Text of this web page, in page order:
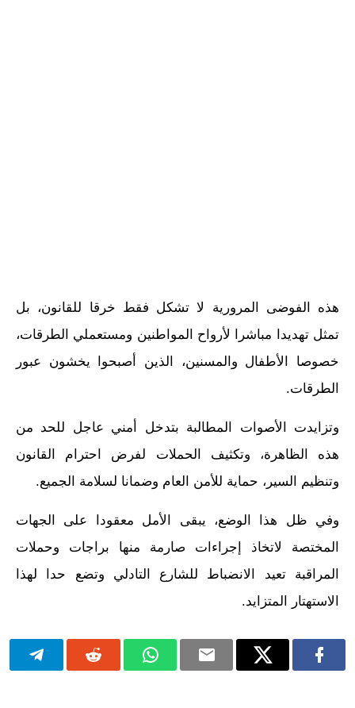
هذه الفوضى المرورية لا تشكل فقط خرقا للقانون، بل
تمثل تهديدا مباشرا لأرواح المواطنين ومستعملي الطرقات،
خصوصا الأطفال والمسنين، الذين أصبحوا يخشون عبور
الطرقات.
وتزايدت الأصوات المطالبة بتدخل أمني عاجل للحد من
هذه الظاهرة، وتكثيف الحملات لفرض احترام القانون
وتنظيم السير، حماية للأمن العام وضمانا لسلامة الجميع.
وفي ظل هذا الوضع، يبقى الأمل معقودا على الجهات
المختصة لاتخاذ إجراءات صارمة منها براجات وحملات
المراقبة تعيد الانضباط للشارع التادلي وتضع حدا لهذا
الاستهتار المتزايد.